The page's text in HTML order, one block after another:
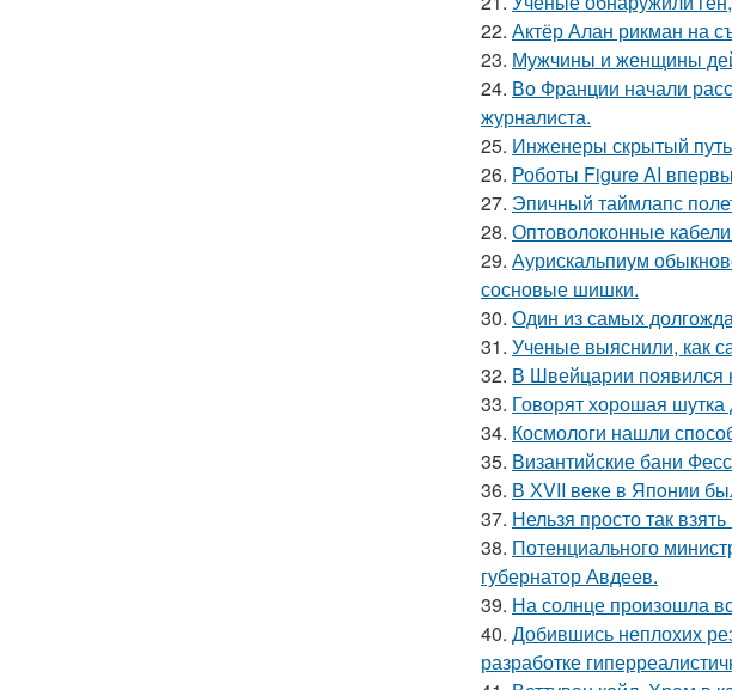
22. Актёр Алан рикман на
23. Мужчины и женщины
24. Во Франции начали
журналиста.
25. Инженеры скрытый
26. Роботы Figure AI
27. Эпичный таймлапс
28. Оптоволоконные
29. Аурискальпиум
сосновые шишки.
30. Один из самых
31. Ученые выяснили, как
32. В Швейцарии появился
33. Говорят хорошая
34. Космологи нашли
35. Византийские бани
36. В ХVII веке в Япoнии
37. Нельзя просто так
38. Потенциального
губернатор Авдеев.
39. На солнце произошла
40. Добившись неплохих
разработке